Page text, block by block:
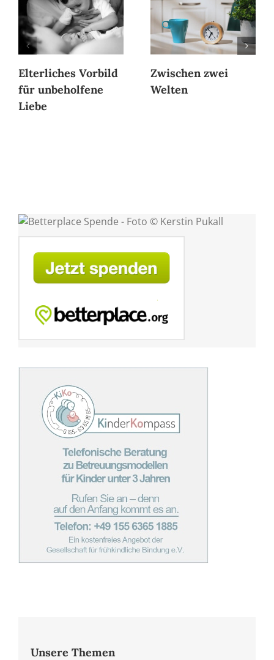
Elterliches Vorbild
für unbeholfene
Liebe
Zwischen zwei
Welten
Unsere Themen